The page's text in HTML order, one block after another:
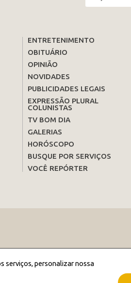
ENTRETENIMENTO
OBITUÁRIO
OPINIÃO
NOVIDADES
PUBLICIDADES LEGAIS
EXPRESSÃO PLURAL
COLUNISTAS
TV BOM DIA
GALERIAS
HORÓSCOPO
BUSQUE POR SERVIÇOS
VOCÊ REPÓRTER
serviços, personalizar nossa